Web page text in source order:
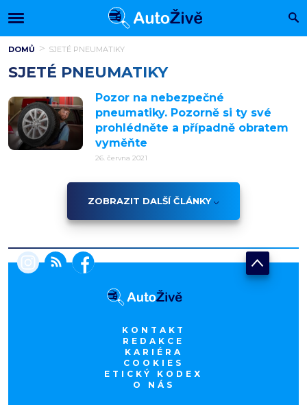
DOMŮ SJETÉ PNEUMATIKY
SJETÉ PNEUMATIKY
Pozor na nebezpečné
pneumatiky. Pozorně si ty své
prohlédněte a případně obratem
vyměňte
26. června 2021
ZOBRAZIT DALŠÍ ČLÁNKY
KONTAKT
REDAKCE
KARIÉRA
COOKIES
ETICKÝ KODEX
O NÁS